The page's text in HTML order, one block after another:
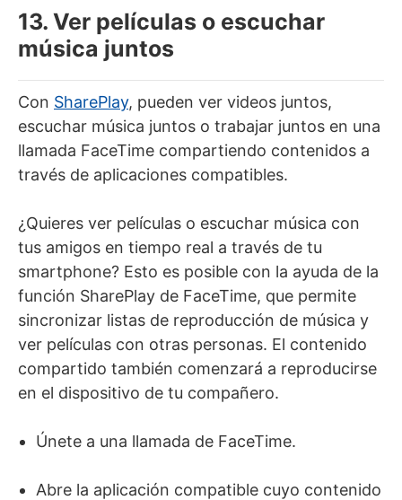
13. Ver películas o escuchar
música juntos
Con SharePlay, pueden ver videos juntos,
escuchar música juntos o trabajar juntos en una
llamada FaceTime compartiendo contenidos a
través de aplicaciones compatibles.
¿Quieres ver películas o escuchar música con
tus amigos en tiempo real a través de tu
smartphone? Esto es posible con la ayuda de la
función SharePlay de FaceTime, que permite
sincronizar listas de reproducción de música y
ver películas con otras personas. El contenido
compartido también comenzará a reproducirse
en el dispositivo de tu compañero.
Únete a una llamada de FaceTime.
Abre la aplicación compatible cuyo contenido